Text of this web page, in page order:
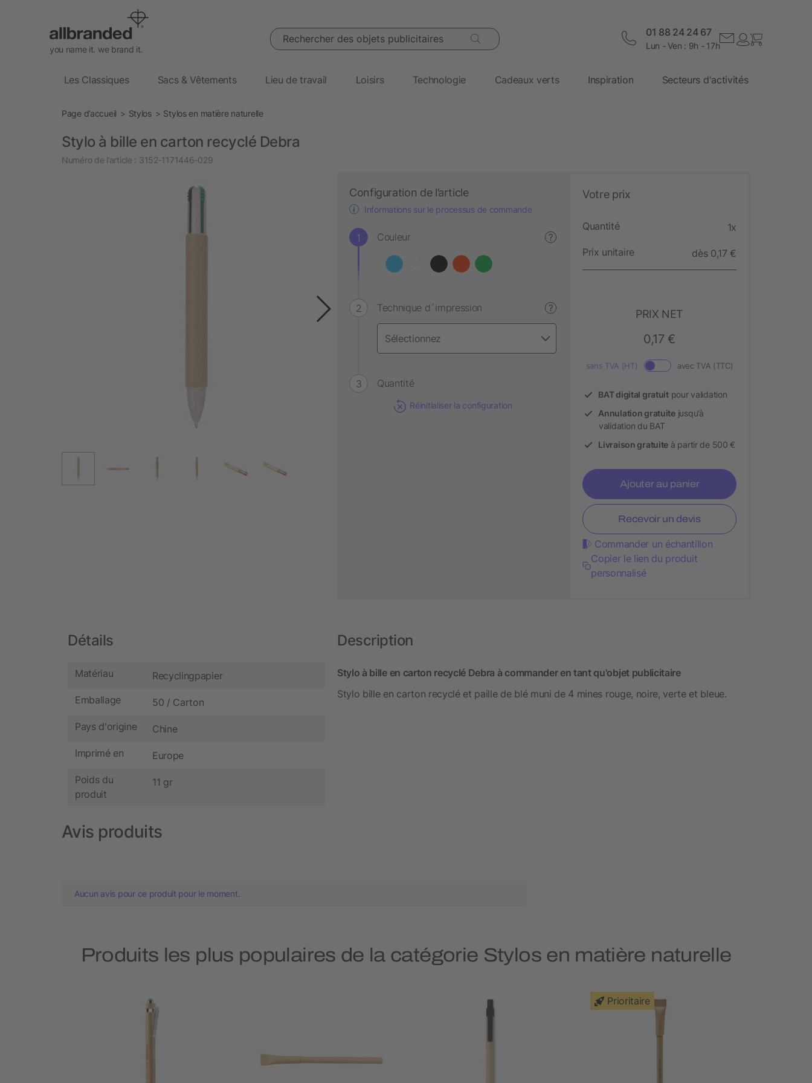
you name it. we brand it.
Rechercher des objets publicitaires 01 88 24 24 67
Lun - Ven : 9h - 17h
Les Classiques Sacs & Vêtements Lieu de travail Loisirs Technologie Cadeaux verts Inspiration Secteurs d'activités
Page d’accueil Stylos Stylos en matière naturelle
Stylo à bille en carton recyclé Debra
Numéro de l’article : 3152-1171446-029
Configuration de l’article
Informations sur le processus de commande
Couleur ?
Technique d´impression ?
Quantité
Réinitialiser la configuration
Votre prix
Quantité 1x
Prix unitaire dès 0,17 €
PRIX NET
0,17 €
sans TVA (HT) avec TVA (TTC)
BAT digital gratuitpour validation
Annulation gratuitejusqu’à
validation du BAT
Livraison gratuite à partir de 500 €
Ajouter au panier
Recevoir un devis
Commander un échantillon
Copier le lien du produit
personnalisé
Détails
Matériau Recyclingpapier
Emballage 50 / Carton
Pays d'origine Chine
Imprimé en Europe
Poids du
produit
11 gr
Description
Stylo à bille en carton recyclé Debra à commander en tant qu'objet publicitaire
Stylo bille en carton recyclé et paille de blé muni de 4 mines rouge, noire, verte et bleue.
Avis produits
Aucun avis pour ce produit pour le moment.
Produits les plus populaires de la catégorie Stylos en matière naturelle
Prioritaire